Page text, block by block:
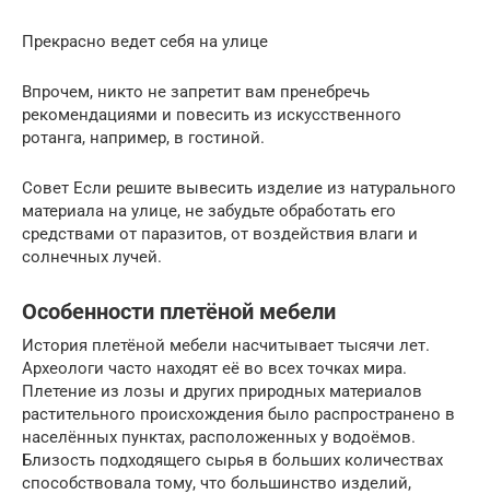
Прекрасно ведет себя на улице
Впрочем, никто не запретит вам пренебречь
рекомендациями и повесить из искусственного
ротанга, например, в гостиной.
Совет Если решите вывесить изделие из натурального
материала на улице, не забудьте обработать его
средствами от паразитов, от воздействия влаги и
солнечных лучей.
Особенности плетёной мебели
История плетёной мебели насчитывает тысячи лет.
Археологи часто находят её во всех точках мира.
Плетение из лозы и других природных материалов
растительного происхождения было распространено в
населённых пунктах, расположенных у водоёмов.
Близость подходящего сырья в больших количествах
способствовала тому, что большинство изделий,